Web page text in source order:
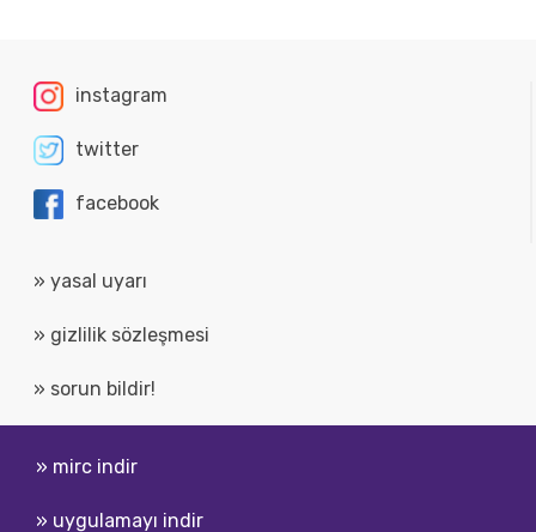
instagram
twitter
facebook
» yasal uyarı
» gizlilik sözleşmesi
» sorun bildir!
» mirc indir
» uygulamayı indir